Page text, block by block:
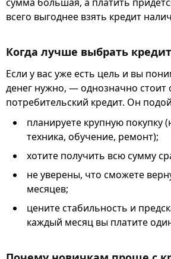
всего выгоднее взять кредит
Когда лучше выбрать кредит
Если у вас уже есть цель и вы
денег нужно, — однозначно
потребительский кредит. Он
планируете крупную покупку
техника, обучение, ремонт);
хотите получить всю сумму
не уверены, что сможете
месяцев;
цените стабильность и
каждый месяц вы платите